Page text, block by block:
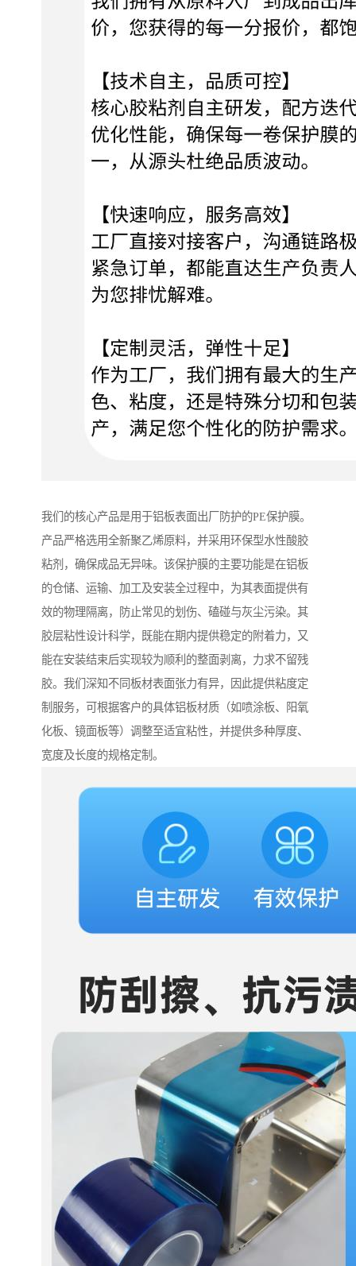
我们的核心产品是用于铝板表面出厂防护的PE保护膜。
产品严格选用全新聚乙烯原料，并采用环保型水性酸胶
粘剂，确保成品无异味。该保护膜的主要功能是在铝板
的仓储、运输、加工及安装全过程中，为其表面提供有
效的物理隔离，防止常见的划伤、磕碰与灰尘污染。其
胶层粘性设计科学，既能在期内提供稳定的附着力，又
能在安装结束后实现较为顺利的整面剥离，力求不留残
胶。我们深知不同板材表面张力有异，因此提供粘度定
制服务，可根据客户的具体铝板材质（如喷涂板、阳氧
化板、镜面板等）调整至适宜粘性，并提供多种厚度、
宽度及长度的规格定制。